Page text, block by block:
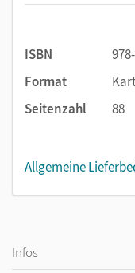
ISBN
Format
Seitenzahl
88
Allgemeine
Infos